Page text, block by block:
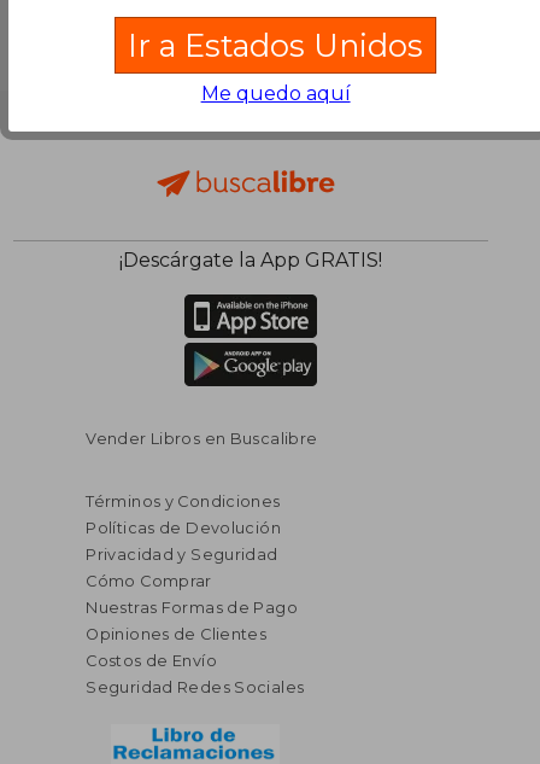
¡Descárgate la App GRATIS!
Vender Libros en Buscalibre
Términos y Condiciones
Políticas de Devolución
Privacidad y Seguridad
Cómo Comprar
Nuestras Formas de Pago
Opiniones de Clientes
Costos de Envío
Seguridad Redes Sociales
Ir a Estados Unidos
Me quedo aquí